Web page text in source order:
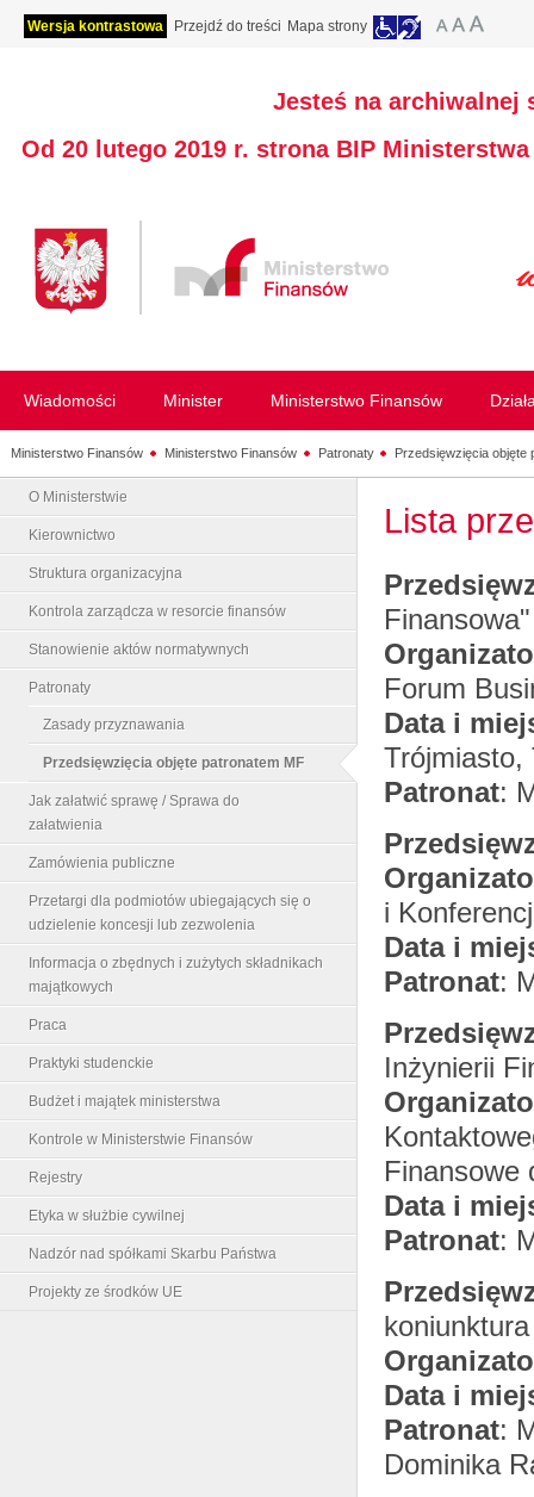
Wersja kontrastowa Przejdź do treści Mapa strony
Jesteś na archiwalnej
Od 20 lutego 2019 r. strona BIP
Wiadomości Minister Ministerstwo Finansów
Ministerstwo Finansów Ministerstwo Finansów Patronaty Przedsięwzięcia objęte
O Ministerstwie
Kierownictwo
Struktura organizacyjna
Kontrola zarządcza w resorcie finansów
Stanowienie aktów normatywnych
Patronaty
Zasady przyznawania
Przedsięwzięcia objęte patronatem MF
Jak załatwić sprawę / Sprawa do
załatwienia
Zamówienia publiczne
Przetargi dla podmiotów ubiegających się o
udzielenie koncesji lub zezwolenia
Informacja o zbędnych i zużytych składnikach
majątkowych
Praca
Praktyki studenckie
Budżet i majątek ministerstwa
Kontrole w Ministerstwie Finansów
Rejestry
Etyka w służbie cywilnej
Nadzór nad spółkami Skarbu Państwa
Projekty ze środków UE
Lista
Finansowa"
Forum
Data i
Trójmiasto,
Patronat:
i
Data i
Patronat:
Inżynierii
Finansowe
Data i
Patronat:
Data i
Patronat:
Dominika